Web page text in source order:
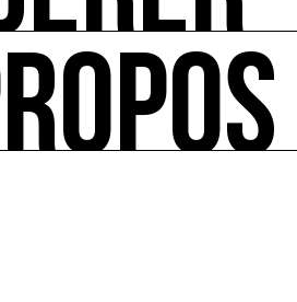
acteurs de l’écologie